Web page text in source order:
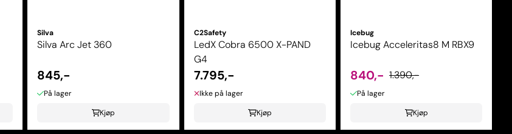
Silva
Silva Arc Jet 360
845,-
På lager
Kjøp
C2Safety
LedX Cobra 6500 X-PAND
G4
7.795,-
Ikke på lager
Kjøp
Icebug
Icebug Acceleritas8 M RBX9
840,- 1.390,-
På lager
Kjøp